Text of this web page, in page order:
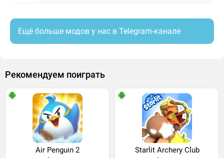
Ещё больше модов у нас в Telegram-канале
Рекомендуем поиграть
Air Penguin 2 Starlit Archery Club